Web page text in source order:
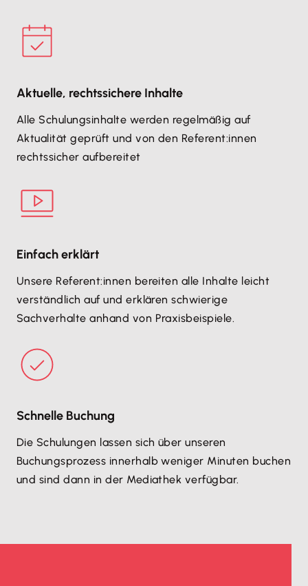
Aktuelle, rechtssichere Inhalte
Alle Schulungsinhalte werden regelmäßig auf
Aktualität geprüft und von den Referent:innen
rechtssicher aufbereitet
Einfach erklärt
Unsere Referent:innen bereiten alle Inhalte leicht
verständlich auf und erklären schwierige
Sachverhalte anhand von Praxisbeispiele.
Schnelle Buchung
Die Schulungen lassen sich über unseren
Buchungsprozess innerhalb weniger Minuten buchen
und sind dann in der Mediathek verfügbar.